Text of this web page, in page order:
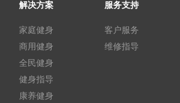
解决方案
家庭健身
商用健身
全民健身
健身指导
康养健身
服务支持
客户服务
维修指导